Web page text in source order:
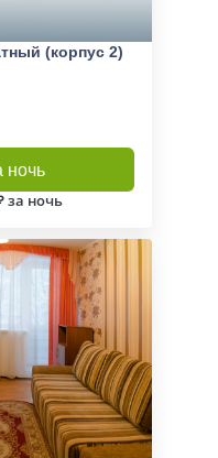
(корпус 2)
ночь
за ночь